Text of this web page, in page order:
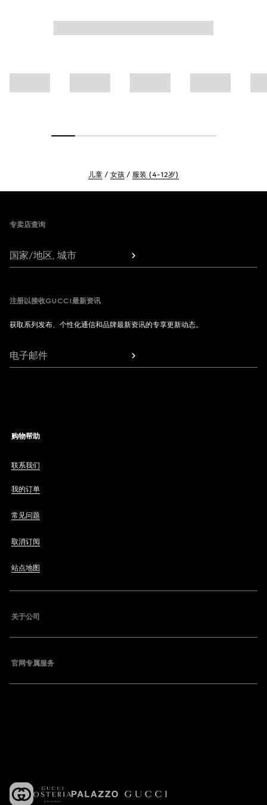
儿童 女孩 服装 (4-12岁)
专卖店查询
国家/地区, 城市
注册以接收GUCCI最新资讯
获取系列发布、个性化通信和品牌最新资讯的专享更新动态。
电子邮件
购物帮助
联系我们
我的订单
常见问题
取消订阅
站点地图
关于公司
官网专属服务